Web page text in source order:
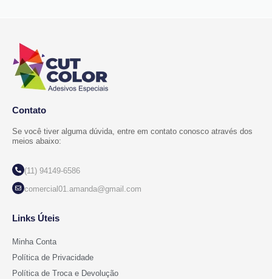
Contato
Se você tiver alguma dúvida, entre em contato conosco através dos
meios abaixo:
(11) 94149-6586
comercial01.amanda@gmail.com
Links Úteis
Minha Conta
Política de Privacidade
Política de Troca e Devolução